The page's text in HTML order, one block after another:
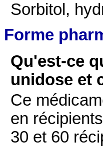
Sorbitol,
Forme
Qu'est-ce
unidose et
Ce
en
30 et 60